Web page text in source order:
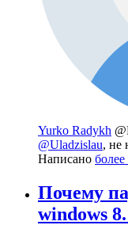
Yurko Radykh
@Uladzislau, не
Написано более
Почему
windows